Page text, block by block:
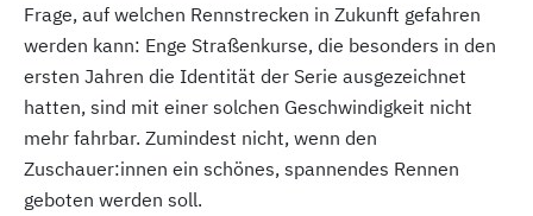
Frage, auf welchen Rennstrecken in Zukunft gefahren
werden kann: Enge Straßenkurse, die besonders in den
ersten Jahren die Identität der Serie ausgezeichnet
hatten, sind mit einer solchen Geschwindigkeit nicht
mehr fahrbar. Zumindest nicht, wenn den
Zuschauer:innen ein schönes, spannendes Rennen
geboten werden soll.